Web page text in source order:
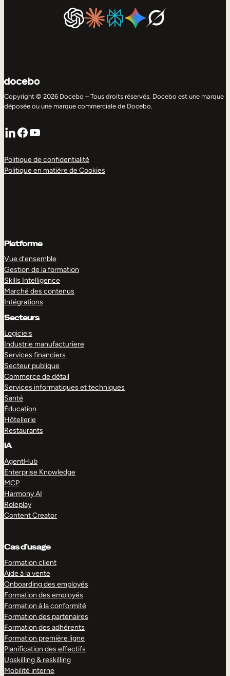
Copyright © 2026 Docebo – Tous droits réservés. Docebo est une marque
déposée ou une marque commerciale de Docebo.
LinkedIn
Facebook
YouTube
Politique de confidentialité
Politique en matière de Cookies
Platforme
Vue d’ensemble
Gestion de la formation
Skills Intelligence
Marché des contenus
Intégrations
Secteurs
Logiciels
Industrie manufacturiere
Services financiers
Secteur publique
Commerce de détail
Services informatiques et techniques
Santé
Éducation
Hôtellerie
Restaurants
IA
AgentHub
Enterprise Knowledge
MCP
Harmony AI
Roleplay
Content Creator
Cas d’usage
Formation client
Aide à la vente
Onboarding des employés
Formation des employés
Formation à la conformité
Formation des partenaires
Formation des adhérents
Formation première ligne
Planification des effectifs
Upskilling & reskilling
Mobilité interne